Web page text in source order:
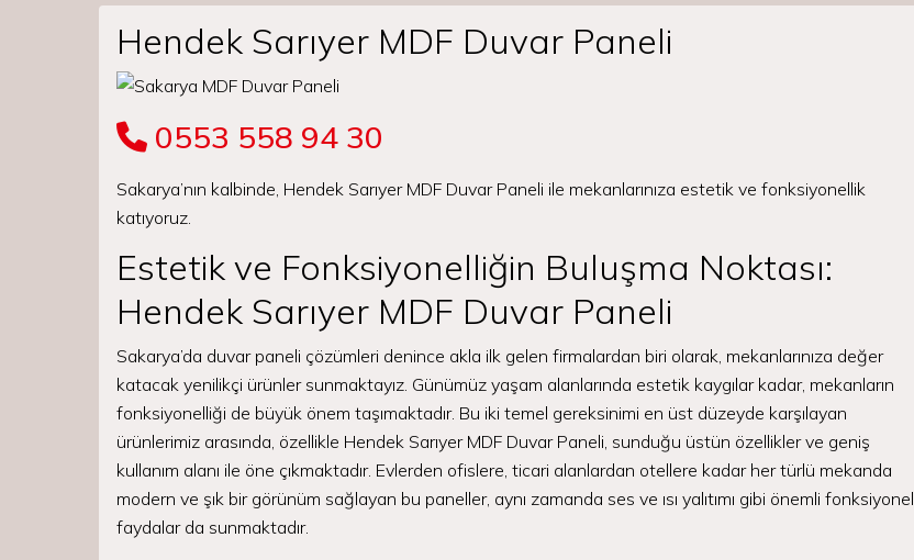
Hendek Sarıyer MDF Duvar Paneli
0553 558 94 30
Sakarya’nın kalbinde, Hendek Sarıyer MDF Duvar Paneli ile mekanlarınıza estetik ve fonksiyonellik
katıyoruz.
Estetik ve Fonksiyonelliğin Buluşma Noktası:
Hendek Sarıyer MDF Duvar Paneli
Sakarya’da duvar paneli çözümleri denince akla ilk gelen firmalardan biri olarak, mekanlarınıza değer
katacak yenilikçi ürünler sunmaktayız. Günümüz yaşam alanlarında estetik kaygılar kadar, mekanların
fonksiyonelliği de büyük önem taşımaktadır. Bu iki temel gereksinimi en üst düzeyde karşılayan
ürünlerimiz arasında, özellikle Hendek Sarıyer MDF Duvar Paneli, sunduğu üstün özellikler ve geniş
kullanım alanı ile öne çıkmaktadır. Evlerden ofislere, ticari alanlardan otellere kadar her türlü mekanda
modern ve şık bir görünüm sağlayan bu paneller, aynı zamanda ses ve ısı yalıtımı gibi önemli fonksiyonel
faydalar da sunmaktadır.